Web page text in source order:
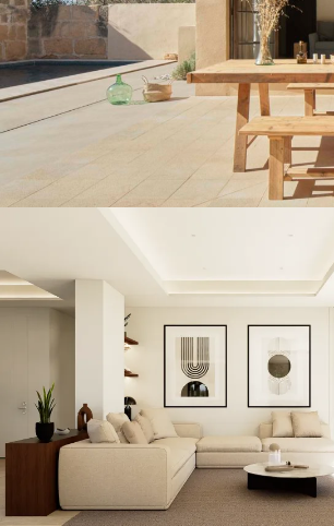
CONSTRUCCIÓN / INTERIORISMO /
Vilia